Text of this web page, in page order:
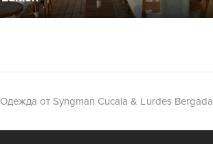
Одежда от Syngman Cucala & Lurdes Bergada